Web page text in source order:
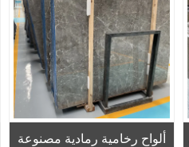
ألواح رخامية رمادية مصنوعة